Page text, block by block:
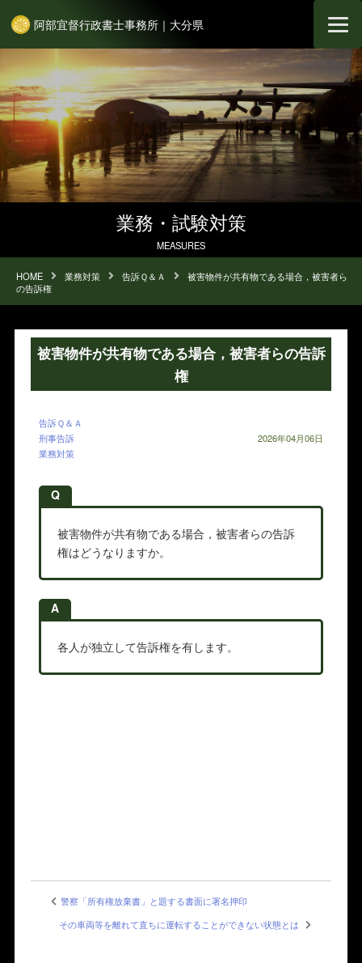
阿部宜督行政書士事務所｜大分県
業務・試験対策
MEASURES
HOME 業務対策 告訴Ｑ＆Ａ
被害物件が共有物である場合，被害者ら
の告訴権
被害物件が共有物である場合，被害者らの告訴
権
告訴Ｑ＆Ａ
刑事告訴
業務対策
2026年04月06日
Q
被害物件が共有物である場合，被害者らの告訴
権はどうなりますか。
A
各人が独立して告訴権を有します。
警察「所有権放棄書」と題する書面に署名押印
その車両等を離れて直ちに運転することができない状態とは